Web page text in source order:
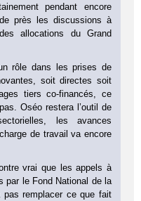
pendant encore
près les discussions à
allocations du Grand
rôle dans les prises de
soit directes soit
tiers co-financés, ce
Oséo restera l’outil de
les avances
de travail va encore
vrai que les appels à
par le Fond National de la
pas remplacer ce que fait